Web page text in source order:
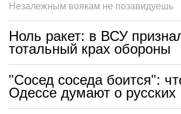
Незалежным воякам не позавидуешь
Ноль ракет: в ВСУ
тотальный крах обороны
"Сосед соседа боится":
Одессе думают о русских